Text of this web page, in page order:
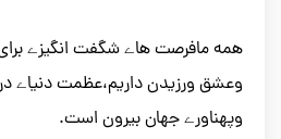
همه مافرصت هاے شگفت انگیزے
وعشق ورزیدن داریم،عظمت دنیاے
وپهناورے جهان بیرون است.